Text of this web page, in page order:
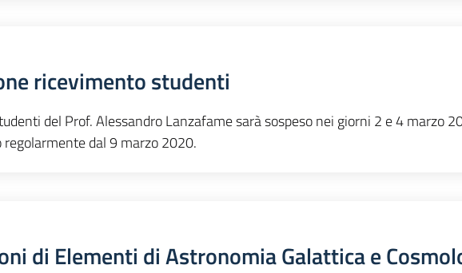
ricevimento studenti
del Prof. Alessandro Lanzafame sarà sospeso nei giorni 2 e 4 marzo
dal 9 marzo 2020.
di Elementi di Astronomia Galattica e